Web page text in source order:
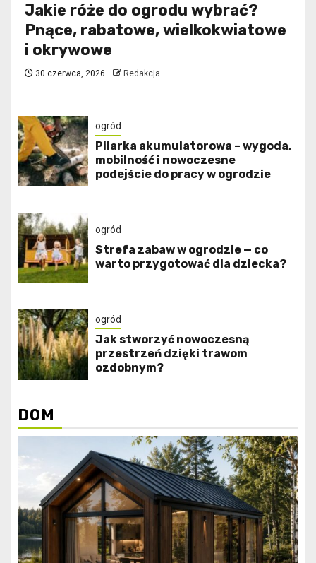
Jakie róże do ogrodu wybrać?
Pnące, rabatowe, wielkokwiatowe
i okrywowe
30 czerwca, 2026 Redakcja
ogród
Pilarka akumulatorowa – wygoda,
mobilność i nowoczesne
podejście do pracy w ogrodzie
ogród
Strefa zabaw w ogrodzie — co
warto przygotować dla dziecka?
ogród
Jak stworzyć nowoczesną
przestrzeń dzięki trawom
ozdobnym?
DOM